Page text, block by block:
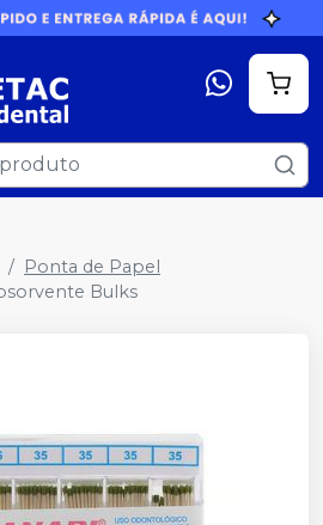
Ponta de Papel
Bulks